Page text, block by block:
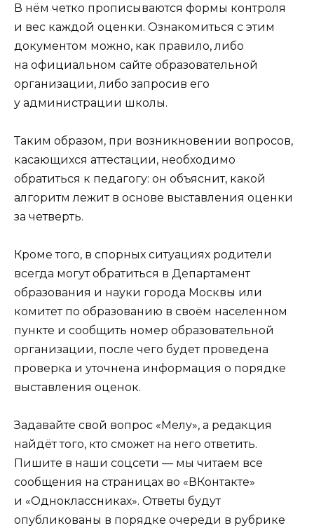
В нём четко прописываются формы контроля
и вес каждой оценки. Ознакомиться с этим
документом можно, как правило, либо
на официальном сайте образовательной
организации, либо запросив его
у администрации школы.
Таким образом, при возникновении вопросов,
касающихся аттестации, необходимо
обратиться к педагогу: он объяснит, какой
алгоритм лежит в основе выставления оценки
за четверть.
Кроме того, в спорных ситуациях родители
всегда могут обратиться в Департамент
образования и науки города Москвы или
комитет по образованию в своём населенном
пункте и сообщить номер образовательной
организации, после чего будет проведена
проверка и уточнена информация о порядке
выставления оценок.
Задавайте свой вопрос «Мелу», а редакция
найдёт того, кто сможет на него ответить.
Пишите в наши соцсети — мы читаем все
сообщения на страницах во «ВКонтакте»
и «Одноклассниках». Ответы будут
опубликованы в порядке очереди в рубрике